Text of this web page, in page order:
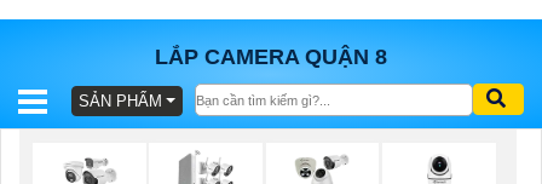
LẮP CAMERA QUẬN 8
BÁO
TRỌN
SẢN PHẨM